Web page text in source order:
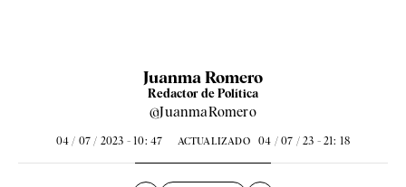
Juanma Romero
Redactor de Política
@JuanmaRomero
04 / 07 / 2023 - 10: 47 ACTUALIZADO 04 / 07 / 23 - 21: 18